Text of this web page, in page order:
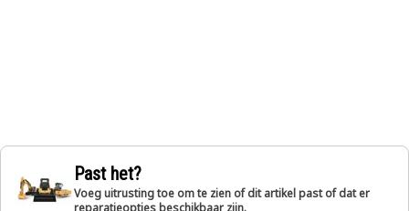
Past het?
Voeg uitrusting toe om te zien of dit artikel past of dat er
reparatieopties beschikbaar zijn.